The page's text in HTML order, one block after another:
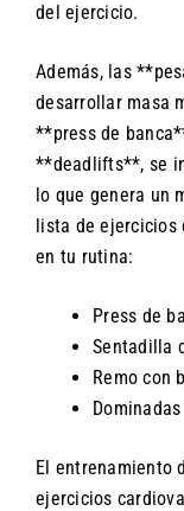
del ejercicio.
Además, las
desarrollar masa
**press de
**deadlifts**, se
lo que genera un
lista de ejercicios
en tu rutina:
Press de
Sentadilla
Remo con
Dominadas
El entrenamiento
ejercicios